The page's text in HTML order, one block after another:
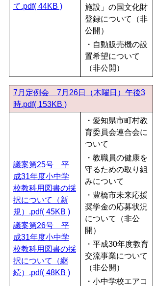
て.pdf( 44KB )
施設」の国文化財
登録について（非
公開）
・自動販売機の設
置希望について
（非公開）
7月定例会 7月26日（木曜日）午後3
時.pdf( 153KB )
議案第25号 平
成31年度小中学
校教科用図書の採
択について（新
規）.pdf( 45KB )
議案第26号 平
成31年度小中学
校教科用図書の採
択について（継
続）.pdf( 48KB )
・愛知県市町村教
育委員会連合会に
ついて
・教職員の健康を
守るための取り組
みについて
・豊橋市未来応援
奨学金の応募状況
について（非公
開）
・平成30年度教育
交流事業について
（非公開）
・小中学校エアコ